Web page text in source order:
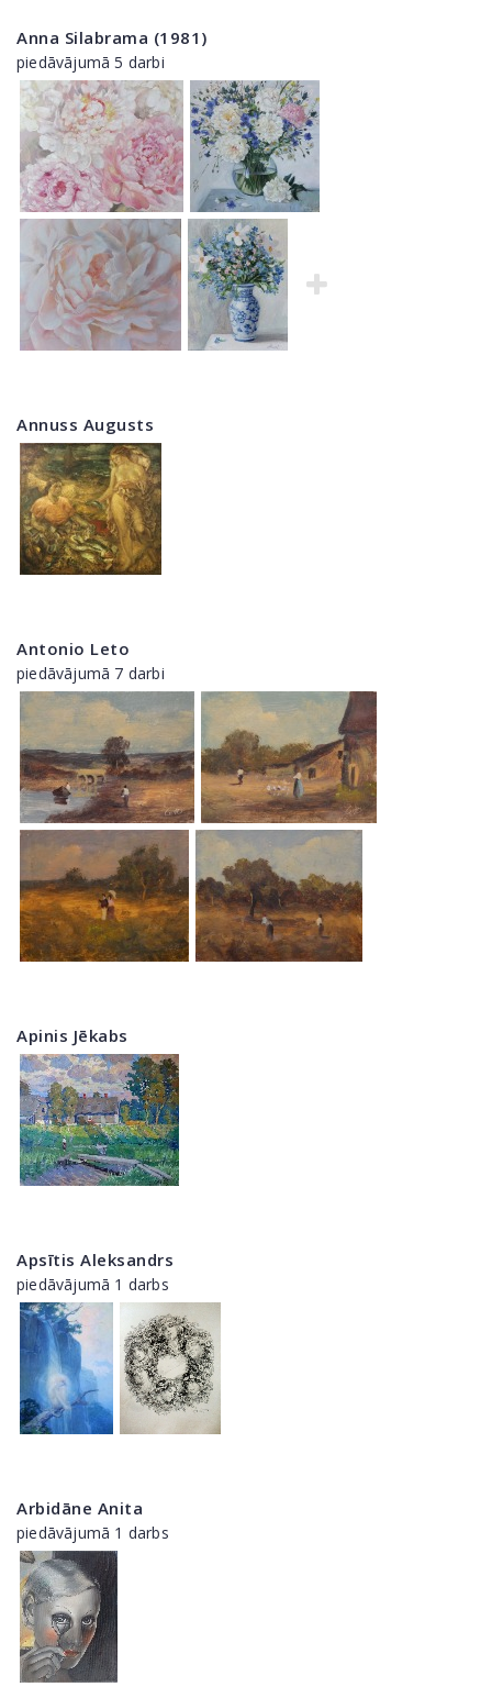
Anna Silabrama (1981)
piedāvājumā 5 darbi
Annuss Augusts
Antonio Leto
piedāvājumā 7 darbi
Apinis Jēkabs
Apsītis Aleksandrs
piedāvājumā 1 darbs
Arbidāne Anita
piedāvājumā 1 darbs